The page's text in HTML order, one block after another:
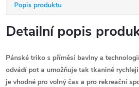
Popis produktu
Detailní popis
Pánské triko s příměsí bavlny a
odvádí pot a umožňuje tak tkanině
je vhodné pro volný čas a pro rekreační